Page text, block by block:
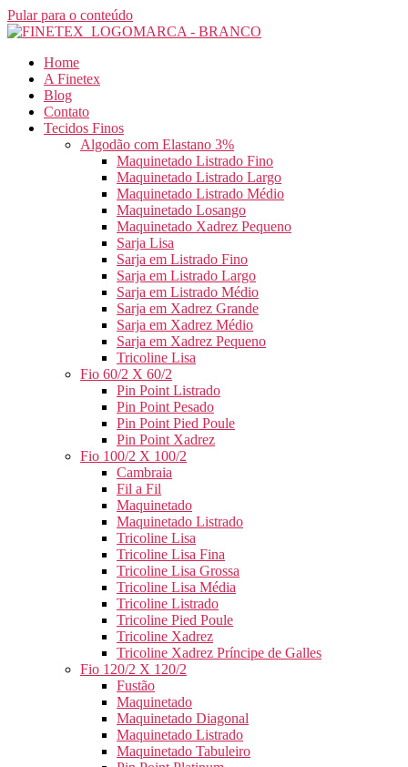
Pular para o conteúdo
Home
A Finetex
Blog
Contato
Tecidos Finos
Algodão com Elastano 3%
Maquinetado Listrado Fino
Maquinetado Listrado Largo
Maquinetado Listrado Médio
Maquinetado Losango
Maquinetado Xadrez Pequeno
Sarja Lisa
Sarja em Listrado Fino
Sarja em Listrado Largo
Sarja em Listrado Médio
Sarja em Xadrez Grande
Sarja em Xadrez Médio
Sarja em Xadrez Pequeno
Tricoline Lisa
Fio 60/2 X 60/2
Pin Point Listrado
Pin Point Pesado
Pin Point Pied Poule
Pin Point Xadrez
Fio 100/2 X 100/2
Cambraia
Fil a Fil
Maquinetado
Maquinetado Listrado
Tricoline Lisa
Tricoline Lisa Fina
Tricoline Lisa Grossa
Tricoline Lisa Média
Tricoline Listrado
Tricoline Pied Poule
Tricoline Xadrez
Tricoline Xadrez Príncipe de Galles
Fio 120/2 X 120/2
Fustão
Maquinetado
Maquinetado Diagonal
Maquinetado Listrado
Maquinetado Tabuleiro